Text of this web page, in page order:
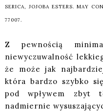
SERICA, JOJOBA ESTERS. MAY
77007.
Z pewnością
niewyczuwalność
że może jak
która bardzo szybko
pod wpływem zbyt
nadmiernie